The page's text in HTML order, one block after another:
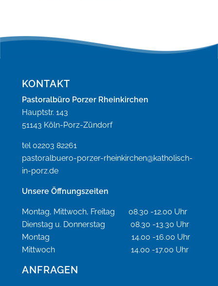
KONTAKT
Pastoralbüro Porzer Rheinkirchen
Hauptstr. 143
51143 Köln-Porz-Zündorf
tel 02203 82261
pastoralbuero-porzer-rheinkirchen@katholisch-
in-porz.de
Unsere Öffnungszeiten
Montag, Mittwoch, Freitag 08.30 -12.00 Uhr
Dienstag u. Donnerstag 08.30 -13.30 Uhr
Montag 14.00 -16.00 Uhr
Mittwoch 14.00 -17.00 Uhr
ANFRAGEN